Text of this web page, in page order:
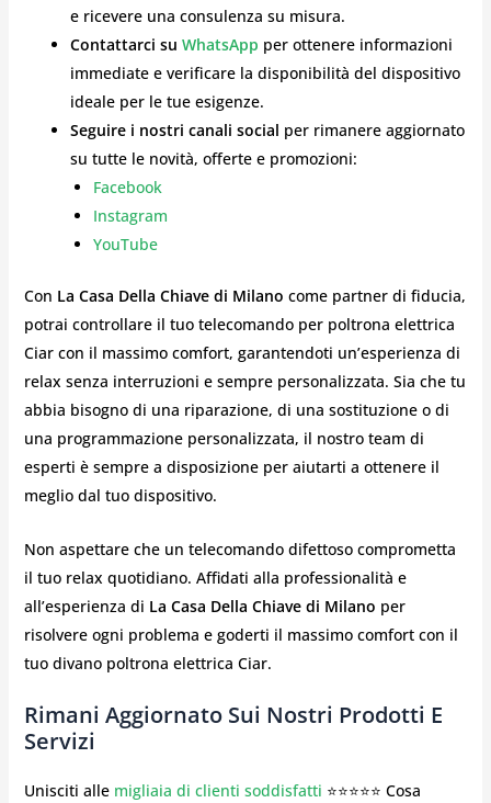
e ricevere una consulenza su misura.
Contattarci su WhatsApp per ottenere informazioni
immediate e verificare la disponibilità del dispositivo
ideale per le tue esigenze.
Seguire i nostri canali social per rimanere aggiornato
su tutte le novità, offerte e promozioni:
Facebook
Instagram
YouTube
Con La Casa Della Chiave di Milano come partner di fiducia,
potrai controllare il tuo telecomando per poltrona elettrica
Ciar con il massimo comfort, garantendoti un’esperienza di
relax senza interruzioni e sempre personalizzata. Sia che tu
abbia bisogno di una riparazione, di una sostituzione o di
una programmazione personalizzata, il nostro team di
esperti è sempre a disposizione per aiutarti a ottenere il
meglio dal tuo dispositivo.
Non aspettare che un telecomando difettoso comprometta
il tuo relax quotidiano. Affidati alla professionalità e
all’esperienza di La Casa Della Chiave di Milano per
risolvere ogni problema e goderti il massimo comfort con il
tuo divano poltrona elettrica Ciar.
Rimani Aggiornato Sui Nostri Prodotti E
Servizi
Unisciti alle migliaia di clienti soddisfatti ⭐⭐⭐⭐⭐ Cosa